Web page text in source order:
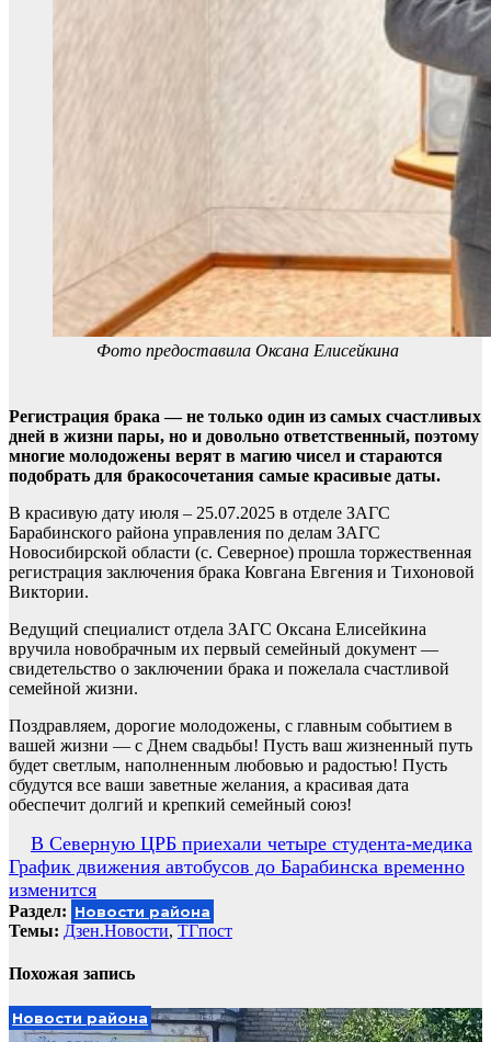
Фото предоставила Оксана Елисейкина
Регистрация брака — не только один из самых счастливых
дней в жизни пары, но и довольно ответственный, поэтому
многие молодожены верят в магию чисел и стараются
подобрать для бракосочетания самые красивые даты.
В красивую дату июля – 25.07.2025 в отделе ЗАГС
Барабинского района управления по делам ЗАГС
Новосибирской области (с. Северное) прошла торжественная
регистрация заключения брака Ковгана Евгения и Тихоновой
Виктории.
Ведущий специалист отдела ЗАГС Оксана Елисейкина
вручила новобрачным их первый семейный документ —
свидетельство о заключении брака и пожелала счастливой
семейной жизни.
Поздравляем, дорогие молодожены, с главным событием в
вашей жизни — с Днем свадьбы! Пусть ваш жизненный путь
будет светлым, наполненным любовью и радостью! Пусть
сбудутся все ваши заветные желания, а красивая дата
обеспечит долгий и крепкий семейный союз!
Навигация
по
записям
В Северную ЦРБ приехали четыре студента-медика
График движения автобусов до Барабинска временно
изменится
Раздел: Новости района
Темы: Дзен.Новости, ТГпост
Похожая запись
Новости района